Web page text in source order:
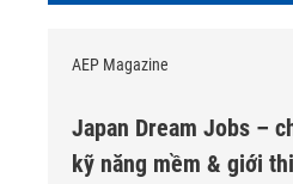
AEP Magazine
Japan Dream Jobs –
kỹ năng mềm & giới